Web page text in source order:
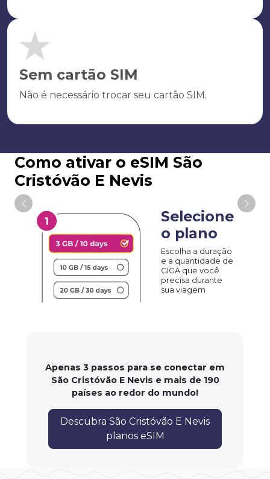
Sem cartão SIM
Não é necessário trocar seu cartão SIM.
Como ativar o eSIM São
Cristóvão E Nevis
Selecione
o plano
Escolha a duração
e a quantidade de
GIGA que você
precisa durante
sua viagem
Apenas 3 passos para se conectar em
São Cristóvão E Nevis e mais de 190
países ao redor do mundo!
Descubra São Cristóvão E Nevis
planos eSIM